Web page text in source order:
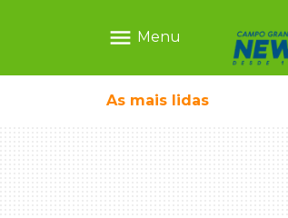
menu Menu
As mais lidas
serve pastel a quem madruga